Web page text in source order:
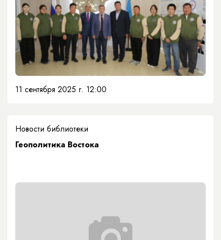
11 сентября 2025 г. 12:00
Новости библиотеки
Геополитика Востока